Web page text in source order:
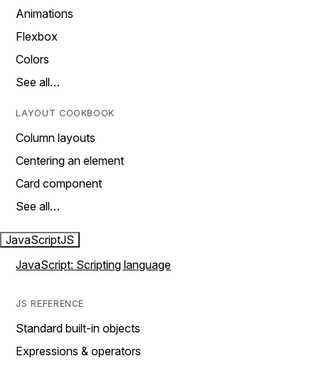
Animations
Flexbox
Colors
See all…
LAYOUT COOKBOOK
Column layouts
Centering an element
Card component
See all…
JavaScriptJS
JavaScript: Scripting language
JS REFERENCE
Standard built-in objects
Expressions & operators